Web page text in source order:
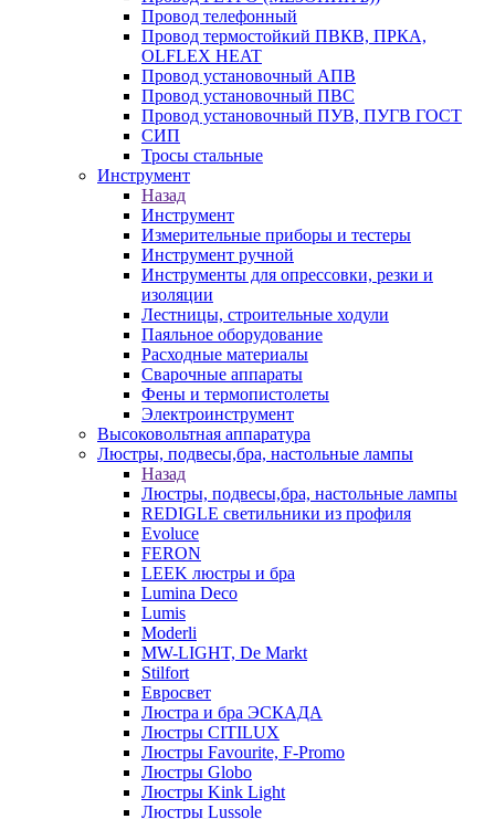
Провод телефонный
Провод термостойкий ПВКВ, ПРКА,
OLFLEX HEAT
Провод установочный АПВ
Провод установочный ПВС
Провод установочный ПУВ, ПУГВ ГОСТ
СИП
Тросы стальные
Инструмент
Назад
Инструмент
Измерительные приборы и тестеры
Инструмент ручной
Инструменты для опрессовки, резки и
изоляции
Лестницы, строительные ходули
Паяльное оборудование
Расходные материалы
Сварочные аппараты
Фены и термопистолеты
Электроинструмент
Высоковольтная аппаратура
Люстры, подвесы,бра, настольные лампы
Назад
Люстры, подвесы,бра, настольные лампы
REDIGLE светильники из профиля
Evoluce
FERON
LEEK люстры и бра
Lumina Deco
Lumis
Moderli
MW-LIGHT, De Markt
Stilfort
Евросвет
Люстра и бра ЭСКАДА
Люстры CITILUX
Люстры Favourite, F-Promo
Люстры Globo
Люстры Kink Light
Люстры Lussole